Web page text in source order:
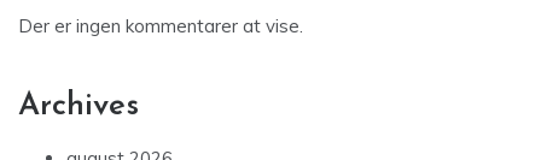
Der er ingen kommentarer at vise.
Archives